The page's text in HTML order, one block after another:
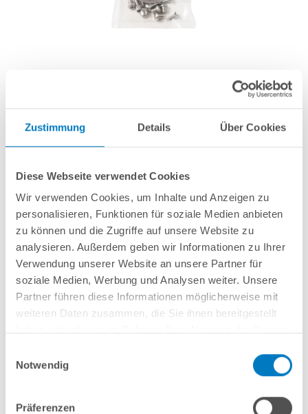
Zustimmung Details Über Cookies
Diese Webseite verwendet Cookies
Wir verwenden Cookies, um Inhalte und Anzeigen zu
personalisieren, Funktionen für soziale Medien anbieten
zu können und die Zugriffe auf unsere Website zu
analysieren. Außerdem geben wir Informationen zu Ihrer
Verwendung unserer Website an unsere Partner für
soziale Medien, Werbung und Analysen weiter. Unsere
Partner führen diese Informationen möglicherweise mit
weiteren Daten zusammen, die Sie ihnen bereitgestellt
Notwendig
Präferenzen
Schraubensatz für Aufrollvorrichtung Deluxe
feststehend
9,99 € *
14,99 € *
inkl. gesetzlicher MwSt. zzgl. Versandkosten; ab 99,- frachtfrei
Lieferung in ca. 1-3 Arbeitstagen
Schraubensatz für Aufrollvorrichtung Deluxe feststehend
Vergleichen Merken